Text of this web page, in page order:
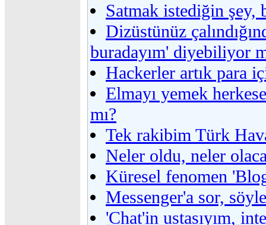
Satmak istediğin şey,
Dizüstünüz
buradayım' diyebiliyor
Hackerler artık para
Elmayı yemek
mı?
Tek rakibim Türk
Neler oldu, neler
Küresel fenomen
Messenger'a sor,
'Chat'in ustasıyım,